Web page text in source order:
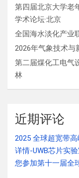
第四届北京大学老
学术论坛·北京
全国海水淡化产业
2026年气象技术与
第二届煤化工电气
林
近期评论
2025 全球超宽带
详情-UWB芯片实
您参加第十一届全